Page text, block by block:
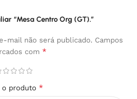
“Mesa Centro Org (GT).”
mail não será publicado. Campos
com *
o produto *